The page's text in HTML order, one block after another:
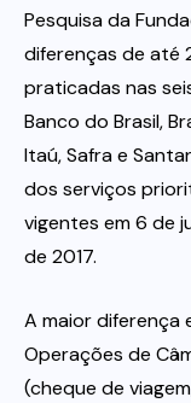
Itau
Financeiras e
Pesquisa da
diferenças de até
praticadas nas
Banco do Brasil,
Itaú, Safra e
dos serviços
vigentes em 6 de
de 2017.
A maior diferença
Operações de
(cheque de